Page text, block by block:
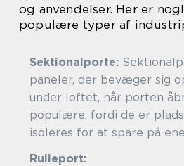
og anvendelser. Her er
populære typer af
Sektionalporte:
paneler, der bevæger sig
under loftet, når porten
populære, fordi de er
isoleres for at spare på